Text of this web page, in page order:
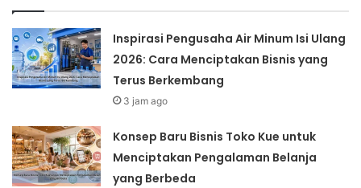
Inspirasi Pengusaha Air Minum Isi Ulang
2026: Cara Menciptakan Bisnis yang
Terus Berkembang
3 jam ago
Konsep Baru Bisnis Toko Kue untuk
Menciptakan Pengalaman Belanja
yang Berbeda